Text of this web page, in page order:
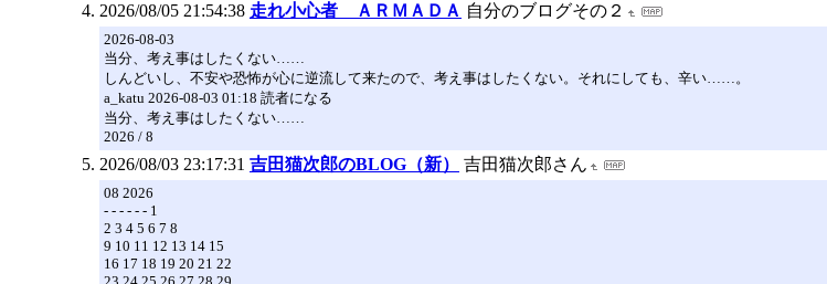
2026/08/05 21:54:38 走れ小心者 ＡＲＭＡＤＡ 自分のブログその２
2026-08-03
当分、考え事はしたくない……
しんどいし、不安や恐怖が心に逆流して来たので、考え事はしたくない。それにしても、辛い……。
a_katu 2026-08-03 01:18 読者になる
当分、考え事はしたくない……
2026 / 8
2026/08/03 23:17:31 吉田猫次郎のBLOG（新） 吉田猫次郎さん
08 2026
- - - - - - 1
2 3 4 5 6 7 8
9 10 11 12 13 14 15
16 17 18 19 20 21 22